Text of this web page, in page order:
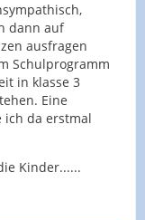
dann auf
ausfragen
Schulprogramm
in klasse 3
Eine
ich da erstmal
Kinder......